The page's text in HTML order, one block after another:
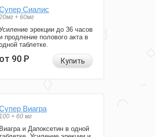
Сиалис
+ 60мг
эрекции до 36 часов
и продление полового акта в
таблетке.
от 90Р Купить
Виагра
+ 60 мг
Виагра и Дапоксетин в одной